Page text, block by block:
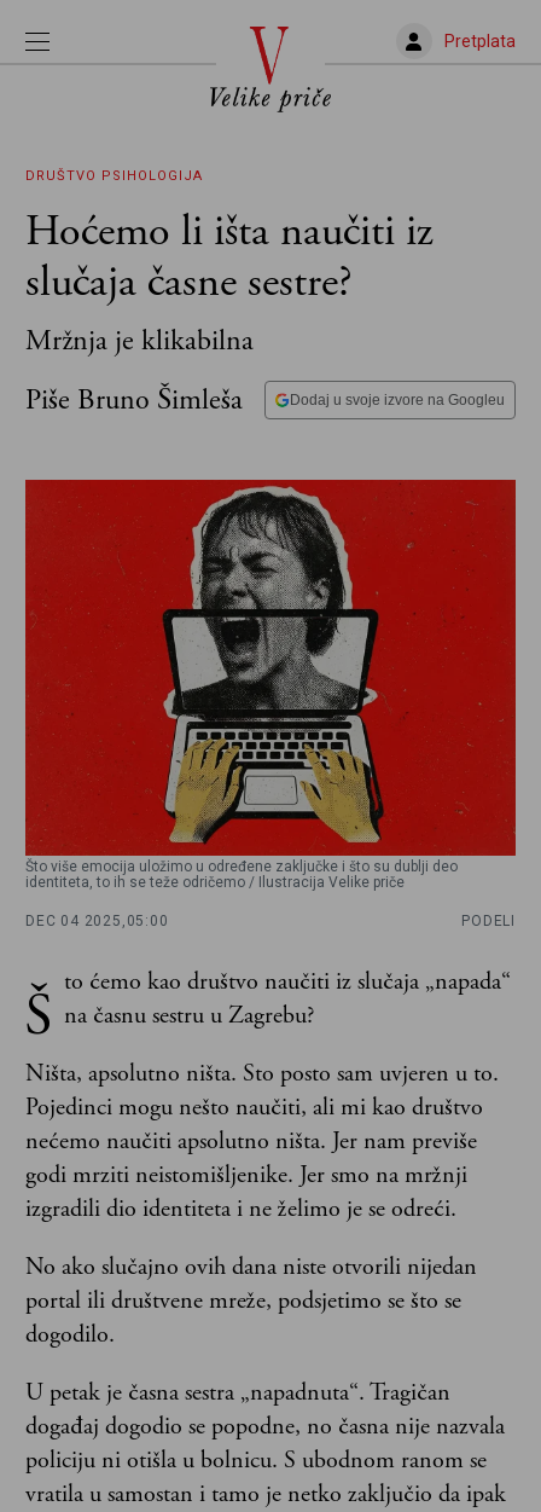
Pretplata
DRUŠTVO PSIHOLOGIJA
Hoćemo li išta naučiti iz
slučaja časne sestre?
Mržnja je klikabilna
Piše Bruno Šimleša
Dodaj u svoje izvore na Googleu
Što više emocija uložimo u određene zaključke i što su dublji deo
identiteta, to ih se teže odričemo / Ilustracija Velike priče
DEC 04 2025, 05:00 PODELI
Š to ćemo kao društvo naučiti iz slučaja „napada“
na časnu sestru u Zagrebu?
Ništa, apsolutno ništa. Sto posto sam uvjeren u to.
Pojedinci mogu nešto naučiti, ali mi kao društvo
nećemo naučiti apsolutno ništa. Jer nam previše
godi mrziti neistomišljenike. Jer smo na mržnji
izgradili dio identiteta i ne želimo je se odreći.
No ako slučajno ovih dana niste otvorili nijedan
portal ili društvene mreže, podsjetimo se što se
dogodilo.
U petak je časna sestra „napadnuta“. Tragičan
događaj dogodio se popodne, no časna nije nazvala
policiju ni otišla u bolnicu. S ubodnom ranom se
vratila u samostan i tamo je netko zaključio da ipak